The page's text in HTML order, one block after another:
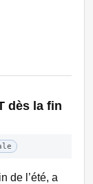
dès la fin
de l’été, a